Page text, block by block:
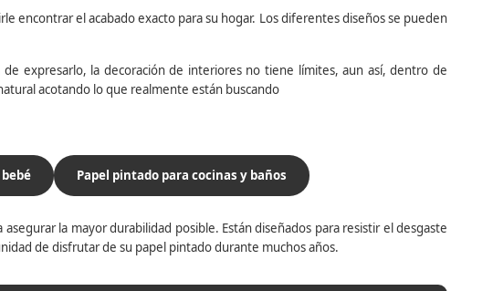
encontrar el acabado exacto para su hogar. Los diferentes diseños se pueden
expresarlo, la decoración de interiores no tiene límites, aun así, dentro de
acotando lo que realmente están buscando
Papel pintado para cocinas y baños
la mayor durabilidad posible. Están diseñados para resistir el desgaste
de disfrutar de su papel pintado durante muchos años.